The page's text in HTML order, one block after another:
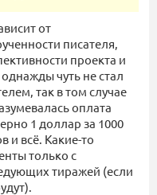
от
писателя,
проекта и
чуть не стал
так в том случае
оплата
1 доллар за 1000
и всё. Какие-то
только с
тиражей (если